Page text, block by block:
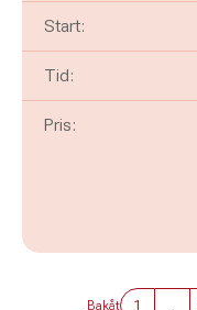
Start:
Tid:
Pris:
Bakåt 1